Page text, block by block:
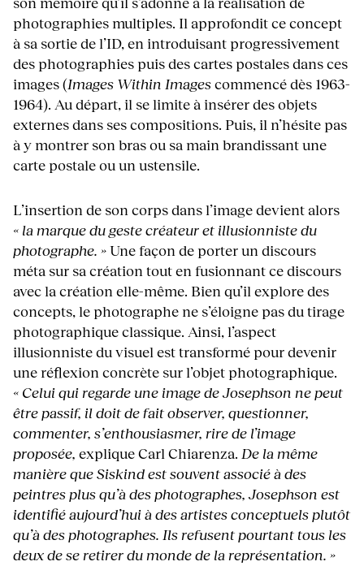
photographies multiples. Il approfondit ce concept
à sa sortie de l’ID, en introduisant progressivement
des photographies puis des cartes postales dans ces
images (Images Within Imagescommencé dès 1963-
1964). Au départ, il se limite à insérer des objets
externes dans ses compositions. Puis, il n’hésite pas
à y montrer son bras ou sa main brandissant une
carte postale ou un ustensile.
L’insertion de son corps dans l’image devient alors
« la marque du geste créateur et illusionniste du
photographe. »Une façon de porter un discours
méta sur sa création tout en fusionnant ce discours
avec la création elle-même. Bien qu’il explore des
concepts, le photographe ne s’éloigne pas du tirage
photographique classique. Ainsi, l’aspect
illusionniste du visuel est transformé pour devenir
une réflexion concrète sur l’objet photographique.
« Celui qui regarde une image de Josephson ne peut
être passif, il doit de fait observer, questionner,
commenter, s’enthousiasmer, rire de l’image
proposée, explique Carl Chiarenza. De la même
manière que Siskind est souvent associé à des
peintres plus qu’à des photographes, Josephson est
identifié aujourd’hui à des artistes conceptuels plutôt
qu’à des photographes. Ils refusent pourtant tous les
deux de se retirer du monde de la représentation. »